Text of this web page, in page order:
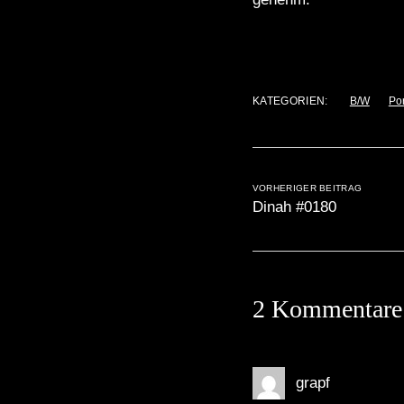
KATEGORIEN: B/W
VORHERIGER BEITRAG
Dinah #0180
2 Kommentare
grapf